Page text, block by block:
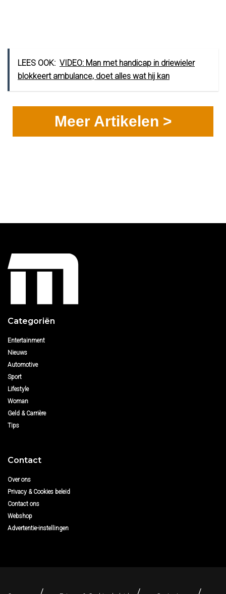
LEES OOK: VIDEO: Man met handicap in driewieler
blokkeert ambulance, doet alles wat hij kan
Meer Artikelen >
Categoriën
Entertainment
Nieuws
Automotive
Sport
Lifestyle
Woman
Geld & Carrière
Tips
Contact
Over ons
Privacy & Cookies beleid
Contact ons
Webshop
Advertentie-instellingen